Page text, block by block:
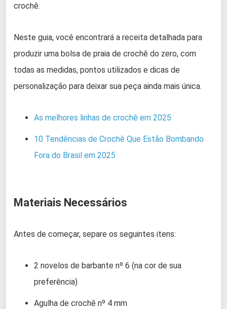
crochê.
Neste guia, você encontrará a receita detalhada para
produzir uma bolsa de praia de crochê do zero, com
todas as medidas, pontos utilizados e dicas de
personalização para deixar sua peça ainda mais única.
As melhores linhas de crochê em 2025
10 Tendências de Crochê Que Estão Bombando
Fora do Brasil em 2025
Materiais Necessários
Antes de começar, separe os seguintes itens:
2 novelos de barbante nº 6 (na cor de sua
preferência)
Agulha de crochê nº 4 mm